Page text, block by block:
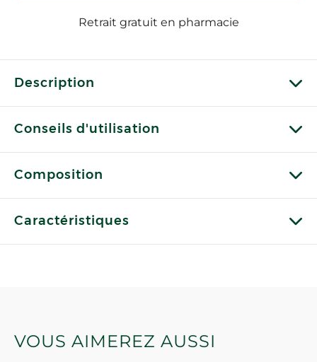
Retrait gratuit en pharmacie
Description
Conseils d'utilisation
Composition
Caractéristiques
VOUS AIMEREZ AUSSI